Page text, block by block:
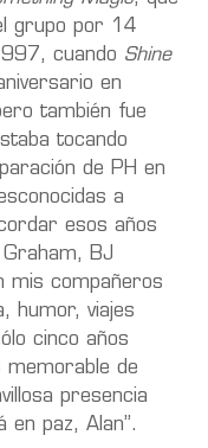
grupo por 14
cuando Shine
en
también fue
tocando
de PH en
a
esos años
BJ
mis compañeros
humor, viajes
cinco años
de
presencia
en paz, Alan”.